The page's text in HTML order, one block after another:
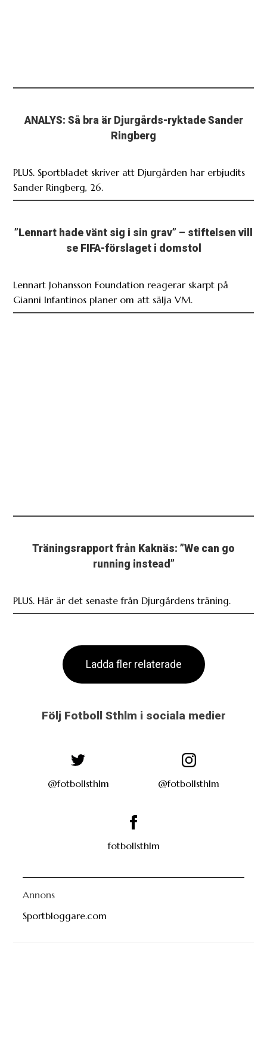
ANALYS: Så bra är Djurgårds-ryktade Sander
Ringberg
PLUS. Sportbladet skriver att Djurgården har erbjudits
Sander Ringberg, 26.
”Lennart hade vänt sig i sin grav” – stiftelsen vill
se FIFA-förslaget i domstol
Lennart Johansson Foundation reagerar skarpt på
Gianni Infantinos planer om att sälja VM.
Träningsrapport från Kaknäs: ”We can go
running instead”
PLUS. Här är det senaste från Djurgårdens träning.
Ladda fler relaterade
Följ Fotboll Sthlm i sociala medier
@fotbollsthlm @fotbollsthlm
fotbollsthlm
Annons
Sportbloggare.com